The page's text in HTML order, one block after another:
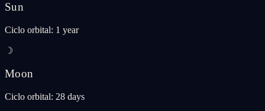
Sun
Ciclo orbital: 1 year
☽
Moon
Ciclo orbital: 28 days